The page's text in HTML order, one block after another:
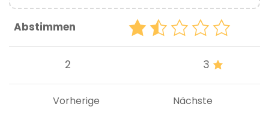
Abstimmen
2 3
Nächste
Vorherige